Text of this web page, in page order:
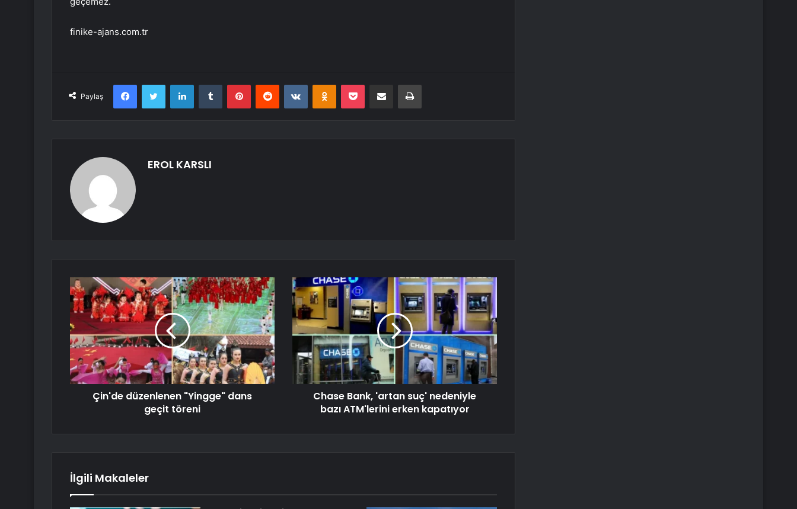
finike-ajans.com.tr
Paylaş
FacebookTwitter LinkedInTumblr PinterestReddit VKontakteOdnoklassniki
Pocket E-Posta ile paylaş Yazdır
EROL KARSLI
Çin'de düzenlenen "Yingge" dans
geçit töreni
Chase Bank, 'artan suç' nedeniyle
bazı ATM'lerini erken kapatıyor
İlgili Makaleler